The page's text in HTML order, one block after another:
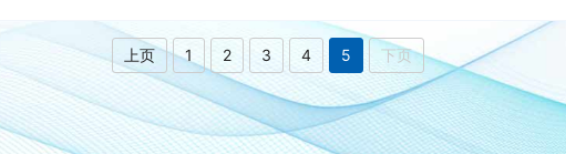
上页 1 2 3 4 5 下页